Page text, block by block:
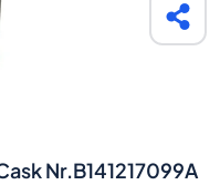
Nr.B141217099A